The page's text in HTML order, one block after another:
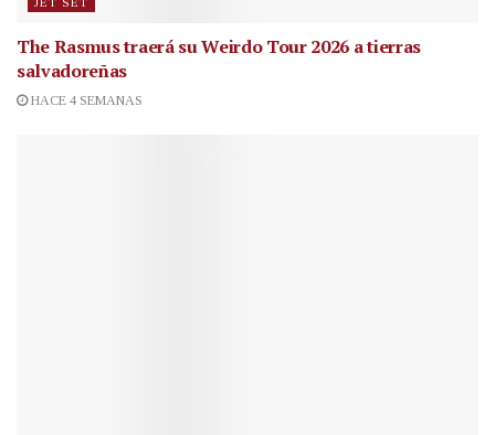
The Rasmus traerá su Weirdo Tour 2026 a tierras
salvadoreñas
HACE 4 SEMANAS